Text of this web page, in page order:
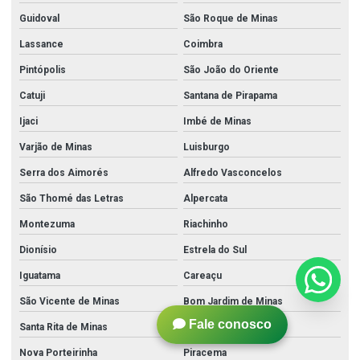
Guidoval São Roque de Minas
Lassance Coimbra
Pintópolis São João do Oriente
Catuji Santana de Pirapama
Ijaci Imbé de Minas
Varjão de Minas Luisburgo
Serra dos Aimorés Alfredo Vasconcelos
São Thomé das Letras Alpercata
Montezuma Riachinho
Dionísio Estrela do Sul
Iguatama Careaçu
São Vicente de Minas Bom Jardim de Minas
Santa Rita de Minas São Tomás de Aquino
Nova Porteirinha Piracema
Fale conosco